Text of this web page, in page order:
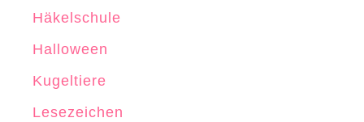
Häkelschule
Halloween
Kugeltiere
Lesezeichen